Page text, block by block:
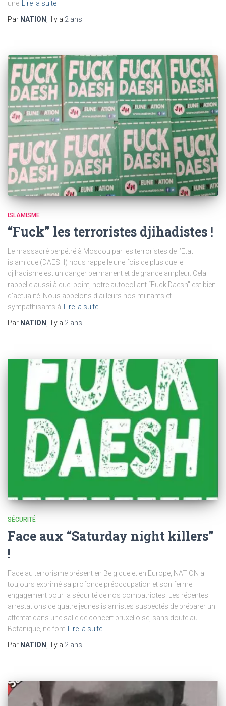
une
Lire la suite
Par NATION , il y a 2 ans
ISLAMISME
“Fuck” les terroristes djihadistes !
Le massacré perpétré à Moscou par les terroristes de l’Etat
islamique (DAESH) nous rappelle une fois de plus que le
djihadisme est un danger permanent et de grande ampleur. Cela
rappelle aussi à quel point, notre autocollant “Fuck Daesh” est bien
d’actualité. Nous appelons d’ailleurs nos militants et
sympathisants à Lire la suite
Par NATION , il y a 2 ans
SÉCURITÉ
Face aux “Saturday night killers”
!
Face au terrorisme présent en Belgique et en Europe, NATION a
toujours exprimé sa profonde préoccupation et son ferme
engagement pour la sécurité de nos compatriotes. Les récentes
arrestations de quatre jeunes islamistes suspectés de préparer un
attentat dans une salle de concert bruxelloise, sans doute au
Botanique, ne font
Lire la suite
Par NATION , il y a 2 ans